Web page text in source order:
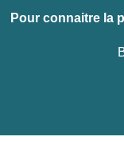
Pour connaitre la